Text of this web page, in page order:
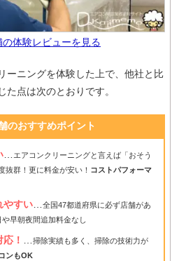
体験レビューを見る
ーニングを体験した上で、他社と比
点は次のとおりです。
のおすすめポイント
… エアコンクリーニングと言えば「おそう
抜群！更に料金が安い！ コストパフォーマ
やすい…全国47都道府県に必ず店舗があ
早朝夜間追加料金なし
！
掃除実績も多く、掃除の技術力が
ンもOK